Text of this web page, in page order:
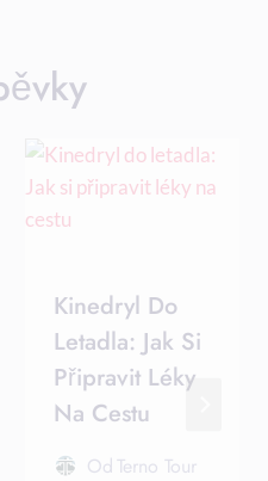
Kinedryl Do
Letadla: Jak Si
Připravit Léky
Na Cestu
Od Terno Tour